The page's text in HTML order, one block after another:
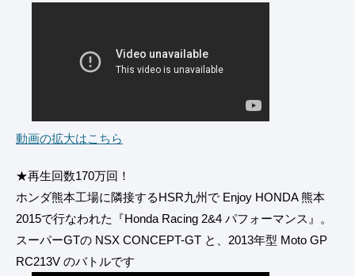
動画の拡大はこちら
★再生回数170万回！
ホンダ熊本工場に隣接するHSR九州で Enjoy HONDA 熊本
2015で行なわれた『Honda Racing 2&4 パフォーマンス』。
スーパーGTの NSX CONCEPT-GT と、2013年型 Moto GP
RC213V のバトルです